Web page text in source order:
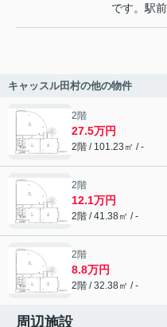
です。駅
キャッスル田村の他の物件
2階
27.5万円
2階 / 101.23㎡ / -
2階
12.1万円
2階 / 41.38㎡ / -
2階
8.8万円
2階 / 32.38㎡ / -
周辺施設